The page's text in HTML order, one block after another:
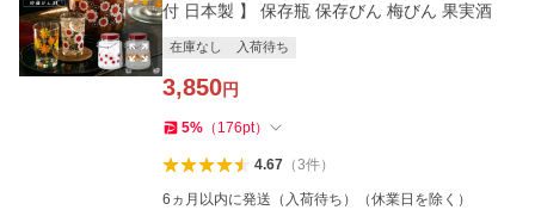
付 日本製 】 保存瓶 保存びん 梅びん 果実酒
在庫なし 入荷待ち
3,850円
5% （ 176pt）
4.67（3件）
6ヵ月以内に発送（入荷待ち）（休業日を除く）